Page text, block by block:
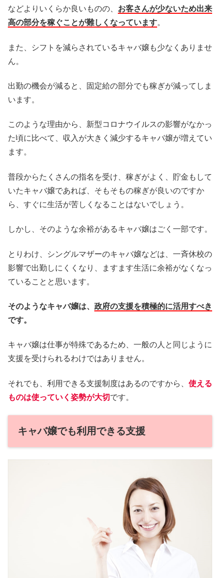
などよりいくらか良いものの、 お客さんが少ないため出来
高の部分を稼ぐことが難しくなっています。
また、シフトを減らされているキャバ嬢も少なくありませ
ん。
出勤の機会が減ると、固定給の部分でも稼ぎが減ってしま
います。
このような理由から、新型コロナウイルスの影響がなかっ
た頃に比べて、収入が大きく減少するキャバ嬢が増えてい
ます。
普段からたくさんの指名を受け、稼ぎがよく、貯金もして
いたキャバ嬢であれば、そもそもの稼ぎが良いのですか
ら、すぐに生活が苦しくなることはないでしょう。
しかし、そのような余裕があるキャバ嬢はごく一部です。
とりわけ、シングルマザーのキャバ嬢などは、一斉休校の
影響で出勤しにくくなり、ますます生活に余裕がなくなっ
ていることと思います。
そのようなキャバ嬢は、 政府の支援を積極的に活用すべき
です。
キャバ嬢は仕事が特殊であるため、一般の人と同じように
支援を受けられるわけではありません。
それでも、利用できる支援制度はあるのですから、 使える
ものは使っていく姿勢が大切です。
キャバ嬢でも利用できる支援